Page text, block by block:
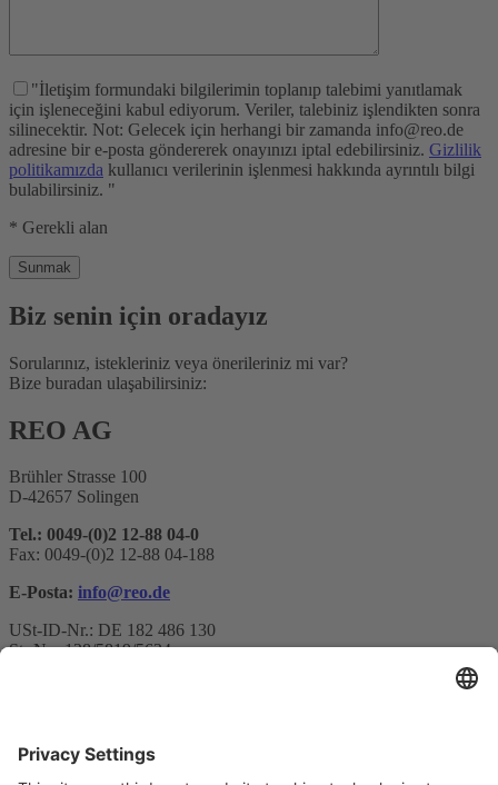
"İletişim formundaki bilgilerimin toplanıp talebimi yanıtlamak
için işleneceğini kabul ediyorum. Veriler, talebiniz işlendikten sonra
silinecektir. Not: Gelecek için herhangi bir zamanda info@reo.de
adresine bir e-posta göndererek onayınızı iptal edebilirsiniz. Gizlilik
politikamızda kullanıcı verilerinin işlenmesi hakkında ayrıntılı bilgi
bulabilirsiniz. "
* Gerekli alan
Biz senin için oradayız
Sorularınız, istekleriniz veya önerileriniz mi var?
Bize buradan ulaşabilirsiniz:
REO AG
Brühler Strasse 100
D-42657 Solingen
Tel.: 0049-(0)2 12-88 04-0
Fax: 0049-(0)2 12-88 04-188
E-Posta: info@reo.de
USt-ID-Nr.: DE 182 486 130
St.-Nr.: 128/5819/5634